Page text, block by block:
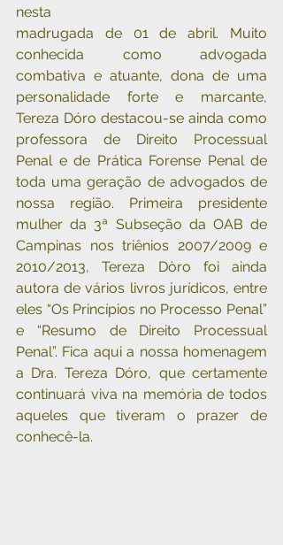
nesta
madrugada de 01 de abril. Muito
conhecida como advogada
combativa e atuante, dona de uma
personalidade forte e marcante,
Tereza Dóro destacou-se ainda como
professora de Direito Processual
Penal e de Prática Forense Penal de
toda uma geração de advogados de
nossa região. Primeira presidente
mulher da 3ª Subseção da OAB de
Campinas nos triênios 2007/2009 e
2010/2013, Tereza Dòro foi ainda
autora de vários livros jurídicos, entre
eles “Os Princípios no Processo Penal”
e “Resumo de Direito Processual
Penal”. Fica aqui a nossa homenagem
a Dra. Tereza Dóro, que certamente
continuará viva na memória de todos
aqueles que tiveram o prazer de
conhecê-la.